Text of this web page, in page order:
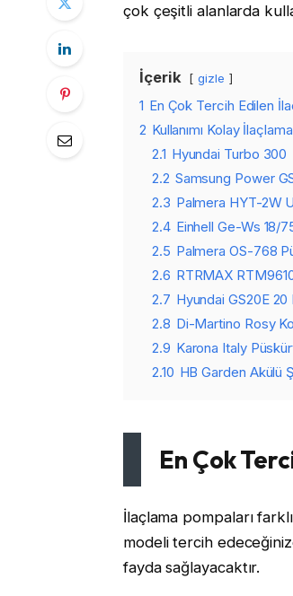
çok çeşitli alanlarda
İçerik gizle
1 En Çok Tercih Edilen
2 Kullanımı Kolay
2.1 Hyundai Turbo 300
2.2 Samsung Power
2.3 Palmera HYT-2W
2.4 Einhell Ge-Ws 18/
2.5 Palmera OS-768
2.6 RTRMAX
2.7 Hyundai GS20E
2.8 Di-Martino Rosy
2.9 Karona Italy
2.10 HB Garden Akülü
En Çok
İlaçlama pompaları
modeli tercih
fayda sağlayacaktır.